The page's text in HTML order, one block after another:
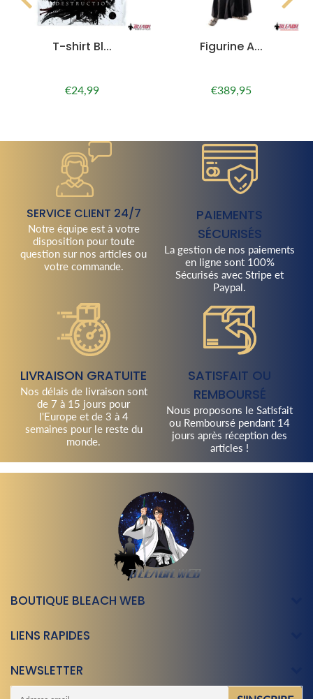
T-shirt Bl...
Prix
€24,99€24,99
Figurine A...
Prix
€389,95
SERVICE CLIENT 24/7
Notre équipe est à votre
disposition pour toute
question sur nos articles ou
votre commande.
PAIEMENTS
SÉCURISÉS
La gestion de nos paiements
en ligne sont 100%
Sécurisés avec Stripe et
Paypal.
LIVRAISON GRATUITE
Nos délais de livraison sont
de 7 à 15 jours pour
l'Europe et de 3 à 4
semaines pour le reste du
monde.
SATISFAIT OU
REMBOURSÉ
Nous proposons le Satisfait
ou Remboursé pendant 14
jours après réception des
articles !
BOUTIQUE BLEACH WEB
LIENS RAPIDES
NEWSLETTER